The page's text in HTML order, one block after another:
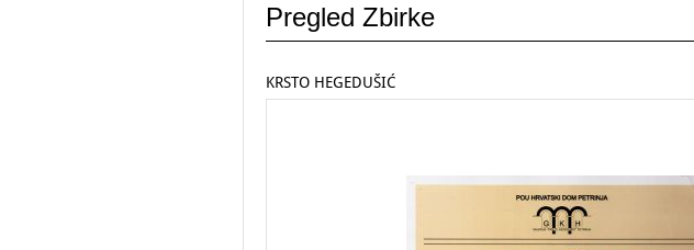
Pregled Zbirke
KRSTO HEGEDUŠIĆ